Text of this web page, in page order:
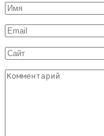
Имя
*
Email
*
Сайт
Комментарий